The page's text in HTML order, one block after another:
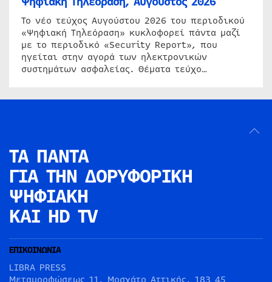
Το νέο τεύχος Αυγούστου 2026 του περιοδικού
«Ψηφιακή Τηλεόραση» κυκλοφορεί πάντα μαζί
με το περιοδικό «Security Report», που
ηγείται στην αγορά των ηλεκτρονικών
συστημάτων ασφαλείας. Θέματα τεύχο…
ΤΑ ΠΑΝΤΑ
ΓΙΑ ΤΗΝ ΔΟΡΥΦΟΡΙΚΗ
ΨΗΦΙΑΚΗ
ΚΑΙ HD TV
ΕΠΙΚΟΙΝΩΝΙΑ
LIBRA PRESS